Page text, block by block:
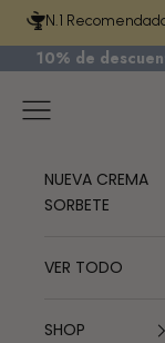
Ir al contenido
N.1
10% de
Menú
NUEVA CREMA
SORBETE
VER TODO
SHOP